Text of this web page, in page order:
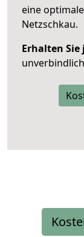
eine optimale
Netzschkau.
Erhalten Sie